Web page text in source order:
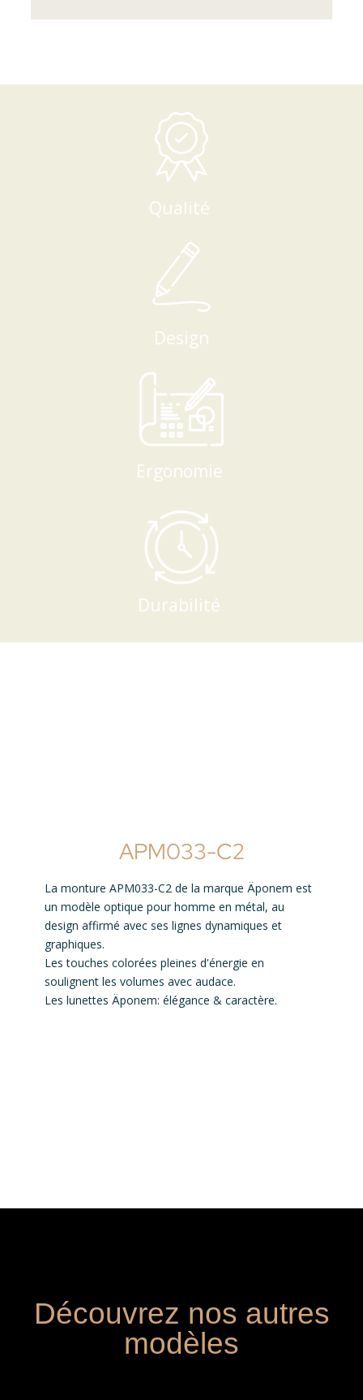
Qualité
Design
Ergonomie
Durabilité
APM033-C2
La monture APM033-C2 de la marque Äponem est
un modèle optique pour homme en métal, au
design affirmé avec ses lignes dynamiques et
graphiques.
Les touches colorées pleines d'énergie en
soulignent les volumes avec audace.
Les lunettes Äponem: élégance & caractère.
Découvrez nos autres
modèles